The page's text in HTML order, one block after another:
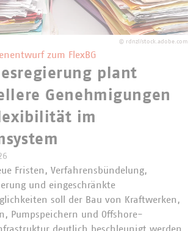
© rdnzl/stock.adobe.com
zum FlexBG
plant
Genehmigungen
im
Fristen, Verfahrensbündelung,
und eingeschränkte
soll der Bau von Kraftwerken,
Pumpspeichern und Offshore-
deutlich beschleunigt werden.